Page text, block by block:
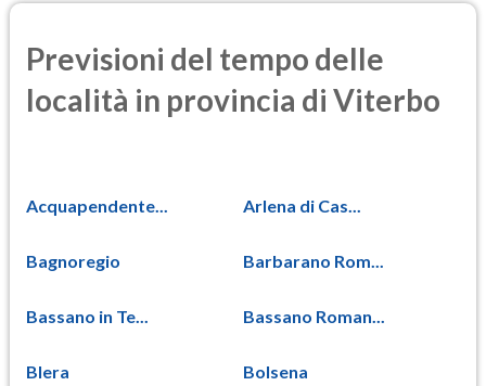
Previsioni del tempo delle
località in provincia di Viterbo
Acquapendente... Arlena di Cas...
Bagnoregio Barbarano Rom...
Bassano in Te... Bassano Roman...
Blera Bolsena